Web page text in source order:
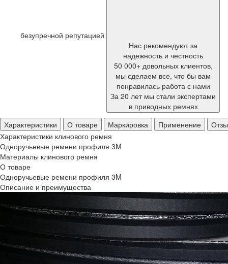
безупречной репутацией
Нас рекомендуют за
надежность и честность
50 000+ довольных клиентов,
мы сделаем все, что бы вам
понравилась работа с нами
За 20 лет мы стали экспертами
в приводных ремнях
Характеристики
О товаре Маркировка Применение
Характеристики клинового ремня
Одноручьевые ремени профиля 3M
Материалы клинового ремня
О товаре
Одноручьевые ремени профиля 3M
Описание и преимущества